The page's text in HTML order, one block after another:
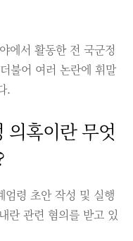
에서 활동한 전 국군정
불어 여러 논란에 휘말
.
의혹이란 무엇
령 초안 작성 및 실행
란 관련 혐의를 받고 있